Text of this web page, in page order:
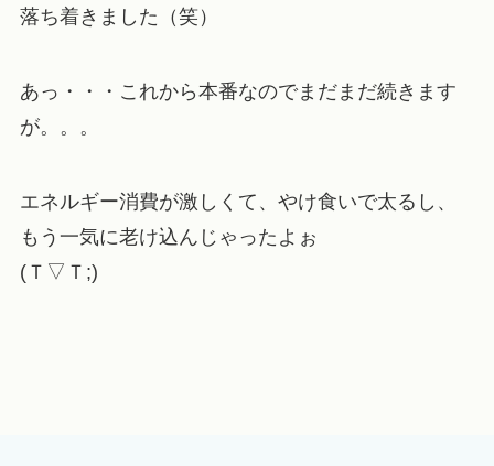
落ち着きました（笑）
あっ・・・これから本番なのでまだまだ続きます
が。。。
エネルギー消費が激しくて、やけ食いで太るし、
もう一気に老け込んじゃったよぉ
(Ｔ▽Ｔ;)